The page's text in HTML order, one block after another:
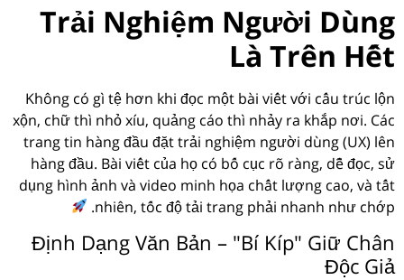
Trải Nghiệm Người Dùng
Là Trên Hết
Không có gì tệ hơn khi đọc một bài viết với cấu trúc lộn
xộn, chữ thì nhỏ xíu, quảng cáo thì nhảy ra khắp nơi. Các
trang tin hàng đầu đặt trải nghiệm người dùng (UX) lên
hàng đầu. Bài viết của họ có bố cục rõ ràng, dễ đọc, sử
dụng hình ảnh và video minh họa chất lượng cao, và tất
nhiên, tốc độ tải trang phải nhanh như chớp.
Định Dạng Văn Bản – "Bí Kíp" Giữ Chân
Độc Giả